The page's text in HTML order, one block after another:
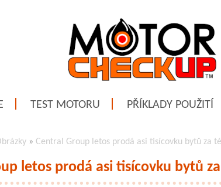
TEST MOTORU PŘÍKLADY POUŽITÍ
» Central Group letos prodá asi tisícovku bytů za
letos prodá asi tisícovku bytů